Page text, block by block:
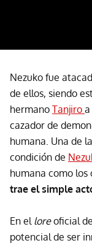
Nezuko fue
de ellos, siendo
hermano Tanjiro
cazador de
humana. Una de
condición de
humana como los
trae el simple
En el loreoficial de
potencial de ser